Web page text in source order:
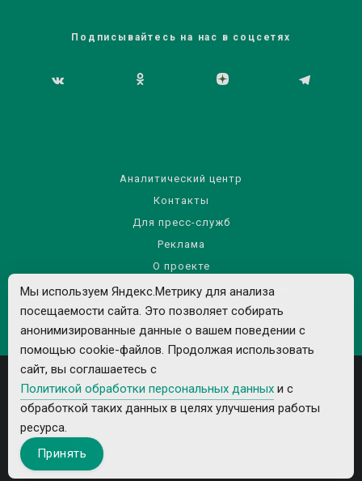
Подписывайтесь на нас в соцсетях
Аналитический центр
Контакты
Для пресс-служб
Реклама
О проекте
Правила использования материалов сайта
Политика обработки персональных данных
Все рекламируемые товары и услуги имеют необходимые лицензии и
Мы используем Яндекс.Метрику для анализа
посещаемости сайта. Это позволяет собирать
анонимизированные данные о вашем поведении с
помощью cookie-файлов. Продолжая использовать
сайт, вы соглашаетесь с
Политикой обработки персональных данных и с
обработкой таких данных в целях улучшения работы
ресурса.
Принять